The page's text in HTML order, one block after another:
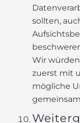
sollten,
Wir
zuerst mit
mögliche